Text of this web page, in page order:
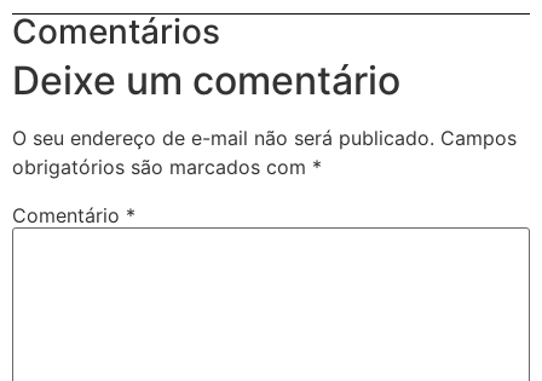
Comentários
Deixe um comentário
O seu endereço de e-mail não será publicado. Campos
obrigatórios são marcados com *
Comentário *